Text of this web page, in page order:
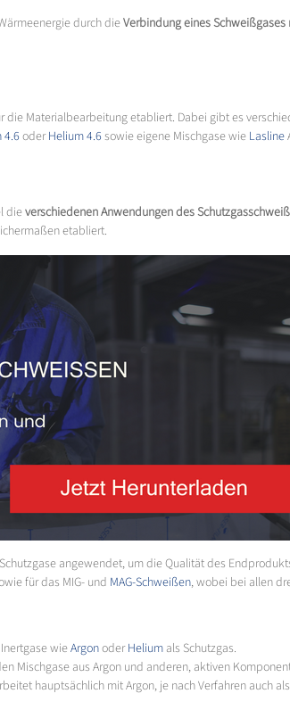
durch dieVerbindung eines
Materialbearbeitung etabliert. Dabei gibt es
4.6 oderHelium 4.6 sowie eigene Mischgase wie Lasline
dieverschiedenen Anwendungen des
etabliert.
angewendet, um die Qualität des
für das MIG- und MAG-Schweißen, wobei bei allen
wieArgonoderHeliumals Schutzgas.
Mischgase aus Argon und anderen, aktiven
hauptsächlich mit Argon, je nach Verfahren auch